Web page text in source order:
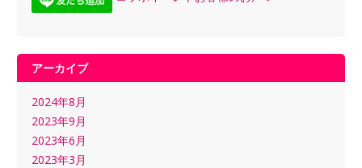
アーカイブ
2024年8月
2023年9月
2023年6月
2023年3月